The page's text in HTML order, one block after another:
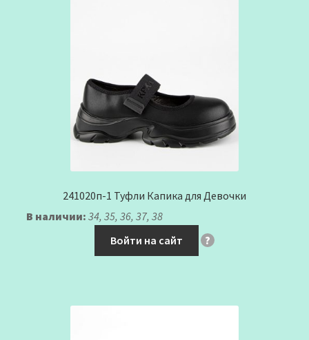
241020п-1 Туфли Капика для Девочки
В наличии: 34, 35, 36, 37, 38
Войти на сайт
?